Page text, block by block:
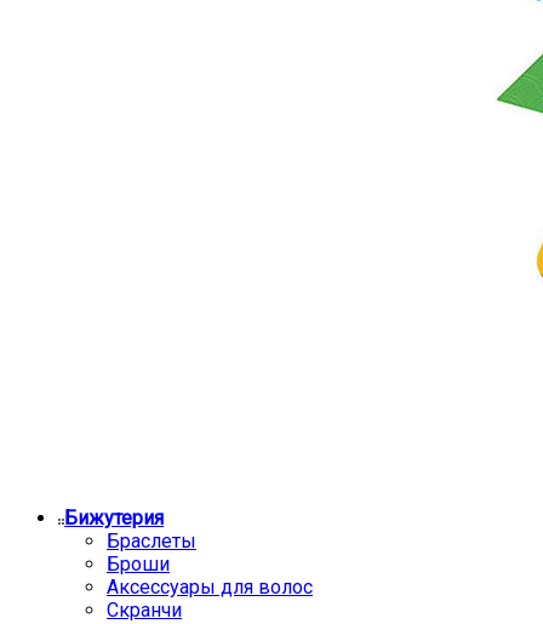
Бижутерия
Браслеты
Броши
Аксессуары для волос
Скранчи